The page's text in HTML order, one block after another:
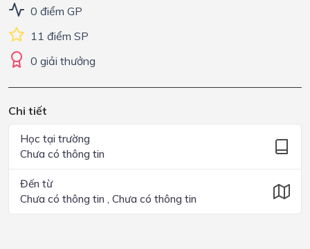
0 điểm GP
11 điểm SP
0 giải thưởng
Chi tiết
Học tại trường
Chưa có thông tin
Đến từ
Chưa có thông tin , Chưa có thông tin